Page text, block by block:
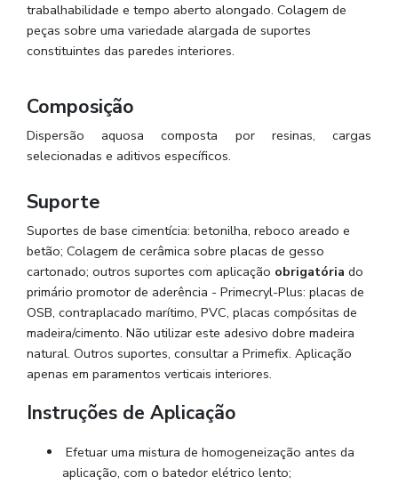
trabalhabilidade e tempo aberto alongado. Colagem de
peças sobre uma variedade alargada de suportes
constituintes das paredes interiores.
Composição
Dispersão aquosa composta por resinas, cargas
selecionadas e aditivos específicos.
Suporte
Suportes de base cimentícia: betonilha, reboco areado e
betão; Colagem de cerâmica sobre placas de gesso
cartonado; outros suportes com aplicação obrigatória do
primário promotor de aderência - Primecryl-Plus: placas de
OSB, contraplacado marítimo, PVC, placas compósitas de
madeira/cimento. Não utilizar este adesivo dobre madeira
natural. Outros suportes, consultar a Primefix. Aplicação
apenas em paramentos verticais interiores.
Instruções de Aplicação
Efetuar uma mistura de homogeneização antes da
aplicação, com o batedor elétrico lento;